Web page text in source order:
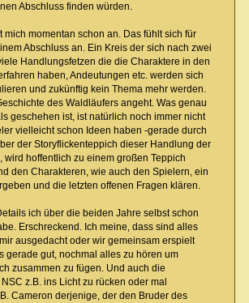
Abschluss finden würden.
mich momentan schon an. Das fühlt sich für
Abschluss an. Ein Kreis der sich nach zwei
Handlungsfetzen die die Charaktere in den
haben, Andeutungen etc. werden sich
und zukünftig kein Thema mehr werden.
des Waldläufers angeht. Was genau
geschehen ist, ist natürlich noch immer nicht
vielleicht schon Ideen haben -gerade durch
der Storyflickenteppich dieser Handlung der
wird hoffentlich zu einem großen Teppich
den Charakteren, wie auch den Spielern, ein
und die letzten offenen Fragen klären.
ich über die beiden Jahre selbst schon
Erschreckend. Ich meine, dass sind alles
ausgedacht oder wir gemeinsam erspielt
gerade gut, nochmal alles zu hören um
zusammen zu fügen. Und auch die
z.B. ins Licht zu rücken oder mal
Cameron derjenige, der den Bruder des